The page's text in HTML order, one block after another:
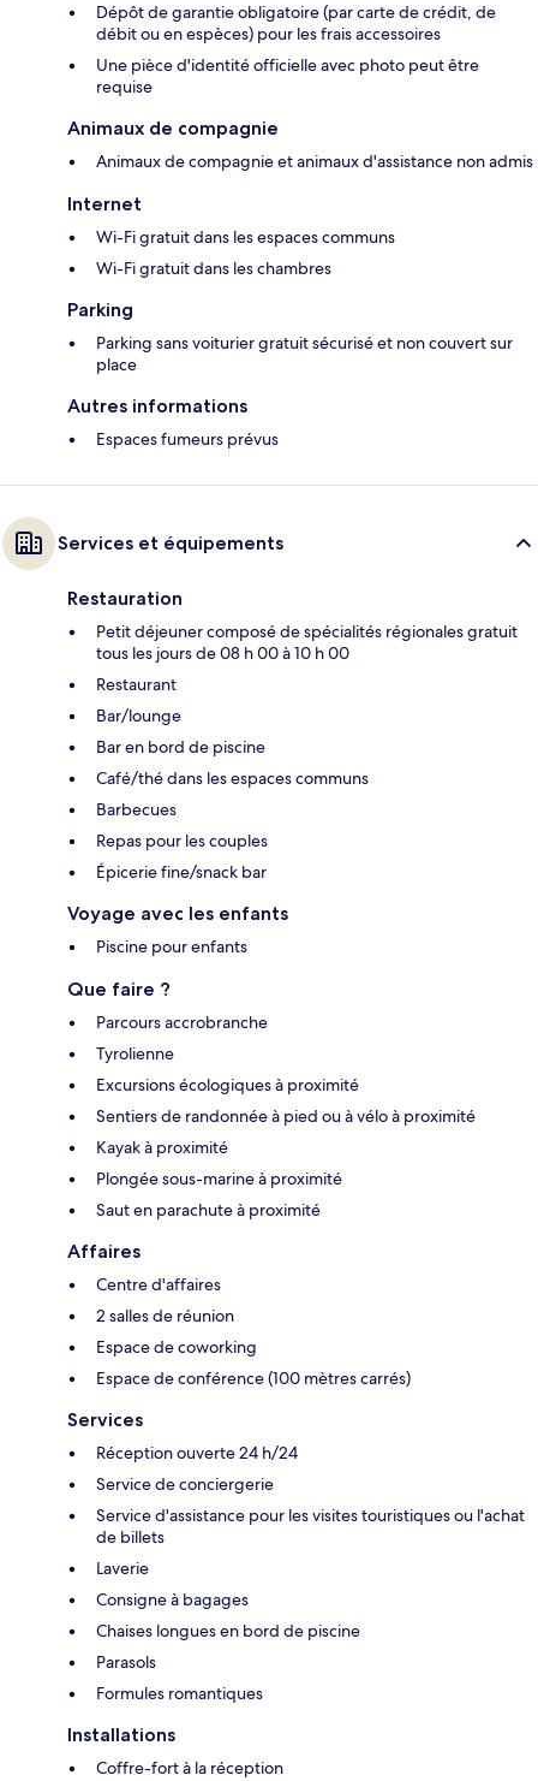
Dépôt de garantie obligatoire (par carte de crédit, de
débit ou en espèces) pour les frais accessoires
Une pièce d'identité officielle avec photo peut être
requise
Animaux de compagnie
Animaux de compagnie et animaux d'assistance non admis
Internet
Wi-Fi gratuit dans les espaces communs
Wi-Fi gratuit dans les chambres
Parking
Parking sans voiturier gratuit sécurisé et non couvert sur
place
Autres informations
Espaces fumeurs prévus
Services et équipements
Restauration
Petit déjeuner composé de spécialités régionales gratuit
tous les jours de 08 h 00 à 10 h 00
Restaurant
Bar/lounge
Bar en bord de piscine
Café/thé dans les espaces communs
Barbecues
Repas pour les couples
Épicerie fine/snack bar
Voyage avec les enfants
Piscine pour enfants
Que faire ?
Parcours accrobranche
Tyrolienne
Excursions écologiques à proximité
Sentiers de randonnée à pied ou à vélo à proximité
Kayak à proximité
Plongée sous-marine à proximité
Saut en parachute à proximité
Affaires
Centre d'affaires
2 salles de réunion
Espace de coworking
Espace de conférence (100 mètres carrés)
Services
Réception ouverte 24 h/24
Service de conciergerie
Service d'assistance pour les visites touristiques ou l'achat
de billets
Laverie
Consigne à bagages
Chaises longues en bord de piscine
Parasols
Formules romantiques
Installations
Coffre-fort à la réception